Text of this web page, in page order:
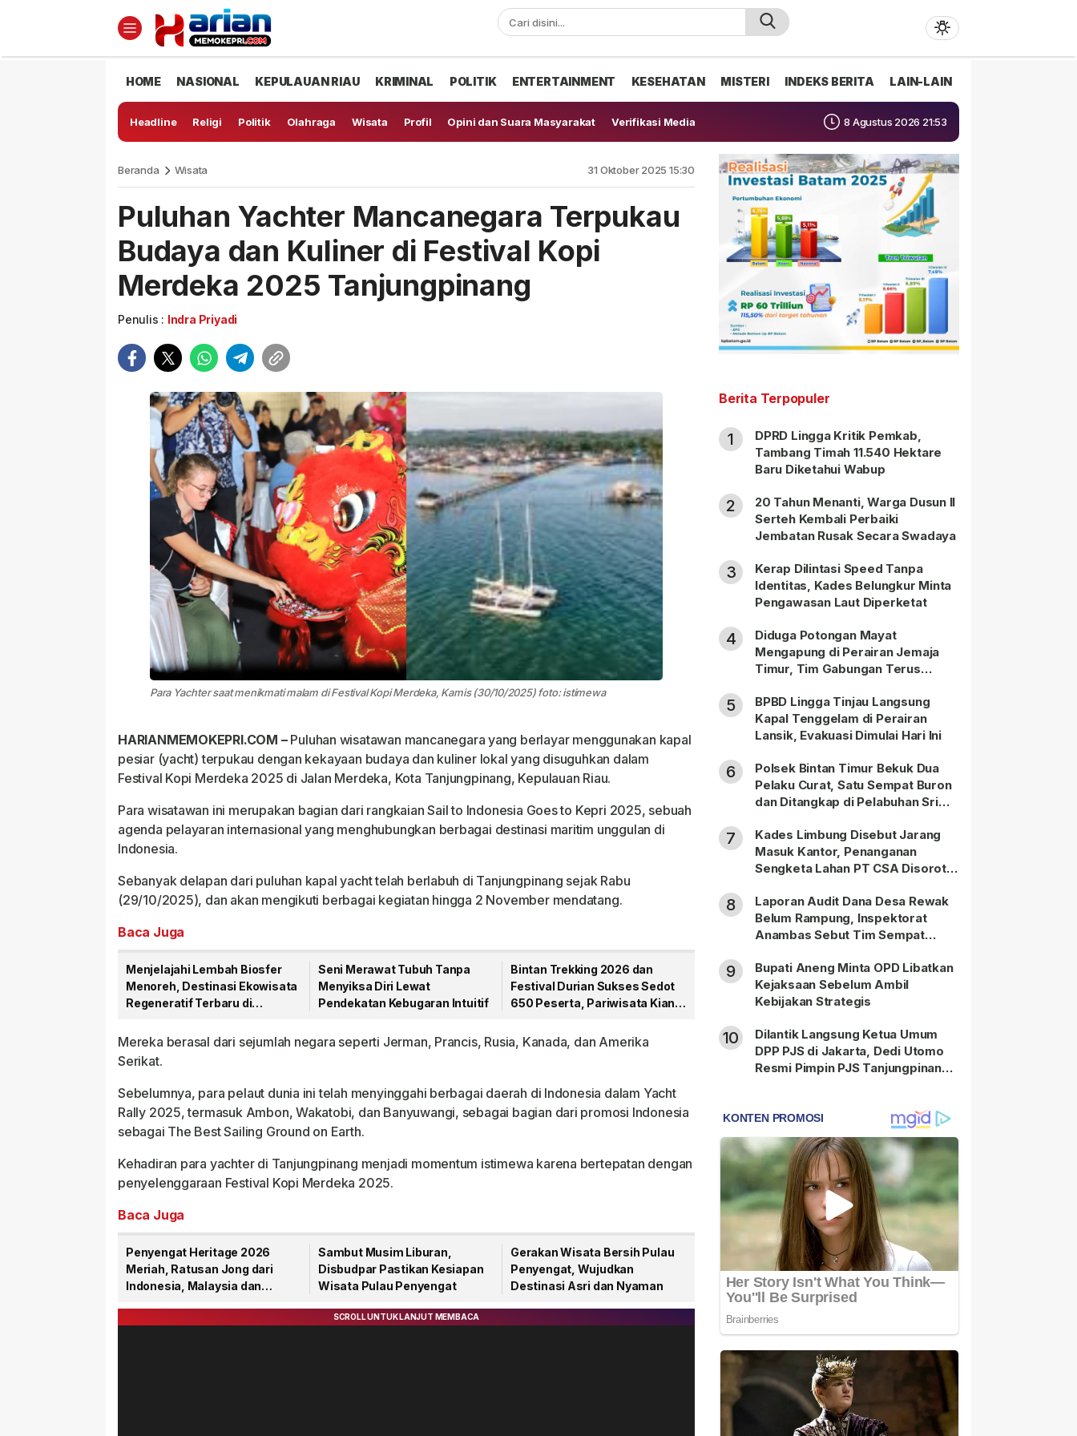
HOME NASIONAL KEPULAUAN RIAU KRIMINAL POLITIK ENTERTAINMENT KESEHATAN MISTERI INDEKS BERITA LAIN-LAIN
Headline Religi Politik Olahraga Wisata Profil Opini dan Suara Masyarakat Verifikasi Media 8 Agustus 2026 21:53
Beranda Wisata 31 Oktober 2025 15:30
Puluhan Yachter Mancanegara Terpukau
Budaya dan Kuliner di Festival Kopi
Merdeka 2025 Tanjungpinang
Penulis : Indra Priyadi
Para Yachter saat menikmati malam di Festival Kopi Merdeka, Kamis (30/10/2025) foto: istimewa
HARIANMEMOKEPRI.COM –Puluhan wisatawan mancanegara yang berlayar menggunakan kapal
pesiar (yacht) terpukau dengan kekayaan budaya dan kuliner lokal yang disuguhkan dalam
Festival Kopi Merdeka 2025 di Jalan Merdeka, Kota Tanjungpinang, Kepulauan Riau.
Para wisatawan ini merupakan bagian dari rangkaian Sail to Indonesia Goes to Kepri 2025, sebuah
agenda pelayaran internasional yang menghubungkan berbagai destinasi maritim unggulan di
Indonesia.
Sebanyak delapan dari puluhan kapal yacht telah berlabuh di Tanjungpinang sejak Rabu
(29/10/2025), dan akan mengikuti berbagai kegiatan hingga 2 November mendatang.
Baca Juga
Menjelajahi Lembah Biosfer
Menoreh, Destinasi Ekowisata
Regeneratif Terbaru di
Seni Merawat Tubuh Tanpa
Menyiksa Diri Lewat
Pendekatan Kebugaran Intuitif
Bintan Trekking 2026 dan
Festival Durian Sukses Sedot
650 Peserta, Pariwisata Kian
Mereka berasal dari sejumlah negara seperti Jerman, Prancis, Rusia, Kanada, dan Amerika
Serikat.
Sebelumnya, para pelaut dunia ini telah menyinggahi berbagai daerah di Indonesia dalam Yacht
Rally 2025, termasuk Ambon, Wakatobi, dan Banyuwangi, sebagai bagian dari promosi Indonesia
sebagai The Best Sailing Ground on Earth.
Kehadiran para yachter di Tanjungpinang menjadi momentum istimewa karena bertepatan dengan
penyelenggaraan Festival Kopi Merdeka 2025.
Baca Juga
Penyengat Heritage 2026
Meriah, Ratusan Jong dari
Indonesia, Malaysia dan
Sambut Musim Liburan,
Disbudpar Pastikan Kesiapan
Wisata Pulau Penyengat
Gerakan Wisata Bersih Pulau
Penyengat, Wujudkan
Destinasi Asri dan Nyaman
Berita Terpopuler
1
DPRD Lingga Kritik Pemkab,
Tambang Timah 11.540 Hektare
Baru Diketahui Wabup
2
20 Tahun Menanti, Warga Dusun II
Serteh Kembali Perbaiki
Jembatan Rusak Secara Swadaya
3
Kerap Dilintasi Speed Tanpa
Identitas, Kades Belungkur Minta
Pengawasan Laut Diperketat
4
Diduga Potongan Mayat
Mengapung di Perairan Jemaja
Timur, Tim Gabungan Terus
5
BPBD Lingga Tinjau Langsung
Kapal Tenggelam di Perairan
Lansik, Evakuasi Dimulai Hari Ini
6
Polsek Bintan Timur Bekuk Dua
Pelaku Curat, Satu Sempat Buron
dan Ditangkap di Pelabuhan Sri
7
Kades Limbung Disebut Jarang
Masuk Kantor, Penanganan
Sengketa Lahan PT CSA Disorot
8
Laporan Audit Dana Desa Rewak
Belum Rampung, Inspektorat
Anambas Sebut Tim Sempat
9
Bupati Aneng Minta OPD Libatkan
Kejaksaan Sebelum Ambil
Kebijakan Strategis
10
Dilantik Langsung Ketua Umum
DPP PJS di Jakarta, Dedi Utomo
Resmi Pimpin PJS Tanjungpinang-